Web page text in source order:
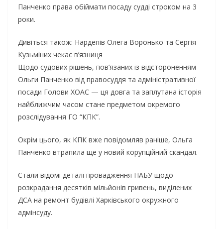
Панченко права обіймати посаду судді строком на 3
роки.
Дивіться також: Нардепів Олега Воронько та Сергія
Кузьміних чекає в’язниця
Щодо судових рішень, пов’язаних із відстороненням
Ольги Панченко від правосуддя та адміністративної
посади Голови ХОАС — ця довга та заплутана історія
найближчим часом стане предметом окремого
розслідування ГО “КПК”.
Окрім цього, як КПК вже повідомляв раніше, Ольга
Панченко втрапила ще у новий корупційний скандал.
Стали відомі деталі провадження НАБУ щодо
розкрадання десятків мільйонів гривень, виділених
ДСА на ремонт будівлі Харківського окружного
адмінсуду.